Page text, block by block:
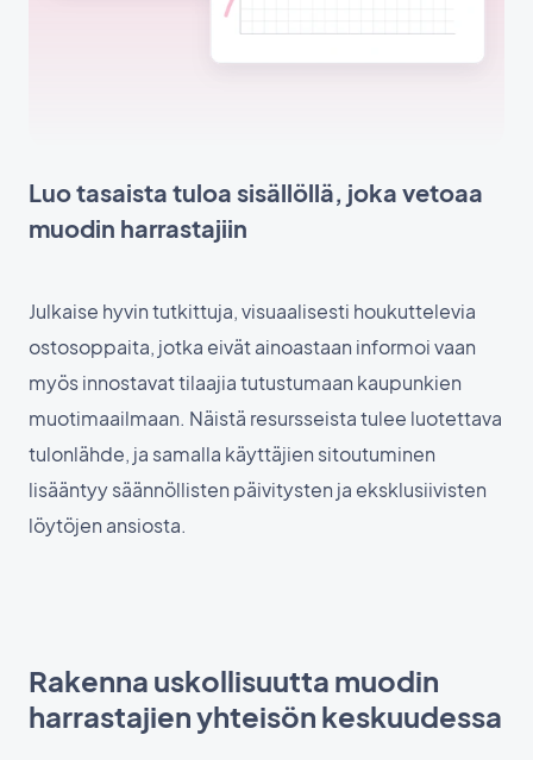
Luo tasaista tuloa sisällöllä, joka vetoaa
muodin harrastajiin
Julkaise hyvin tutkittuja, visuaalisesti houkuttelevia
ostosoppaita, jotka eivät ainoastaan informoi vaan
myös innostavat tilaajia tutustumaan kaupunkien
muotimaailmaan. Näistä resursseista tulee luotettava
tulonlähde, ja samalla käyttäjien sitoutuminen
lisääntyy säännöllisten päivitysten ja eksklusiivisten
löytöjen ansiosta.
Rakenna uskollisuutta muodin
harrastajien yhteisön keskuudessa